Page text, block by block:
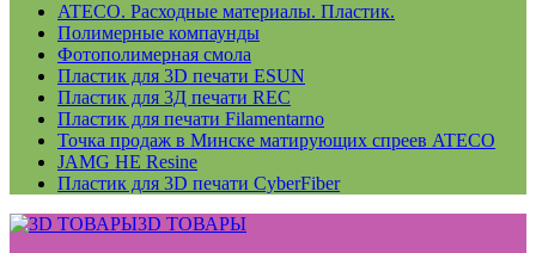
ATECO. Расходные материалы. Пластик.
Полимерные компаунды
Фотополимерная смола
Пластик для 3D печати ESUN
Пластик для 3Д печати REC
Пластик для печати Filamentarno
Точка продаж в Минске матирующих спреев ATECO
JAMG HE Resine
Пластик для 3D печати CyberFiber
3D ТОВАРЫ